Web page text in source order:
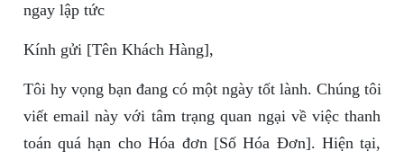
ngay lập tức
Kính gửi [Tên Khách Hàng],
Tôi hy vọng bạn đang có một ngày tốt lành. Chúng tôi
viết email này với tâm trạng quan ngại về việc thanh
toán quá hạn cho Hóa đơn [Số Hóa Đơn]. Hiện tại,